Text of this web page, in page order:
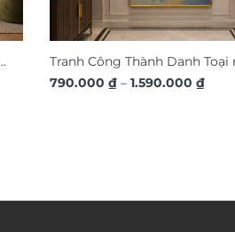
Tranh Công Thành Danh Toại
hiệu ứng dát vàng sang trọng
790.000 ₫ – 1.590.000 ₫